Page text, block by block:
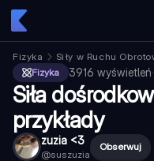
Fizyka Siły w Ruchu
Fizyka
3916 wyświetleń·
Siła
przykłady
zuzia <3
@suszuzia
Obserwuj